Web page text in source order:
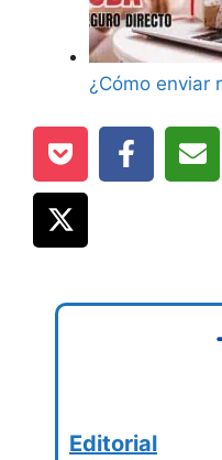
¿Cómo enviar
Editorial